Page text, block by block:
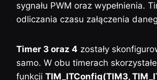
sygnału PWM oraz wypełnienia.
odliczania czasu załączenia
Timer 3 oraz 4 zostały
samo. W obu timerach
funkcji TIM_ITConfig(TIM3,